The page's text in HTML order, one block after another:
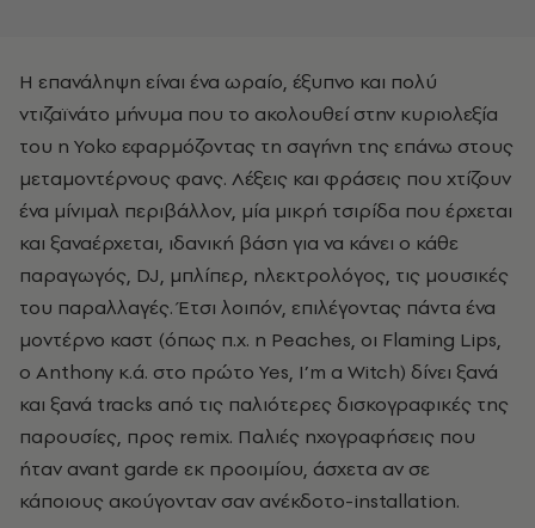
Η επανάληψη είναι ένα ωραίο, έξυπνο και πολύ
ντιζαϊνάτο μήνυμα που το ακολουθεί στην κυριολεξία
του η Yoko εφαρμόζοντας τη σαγήνη της επάνω στους
μεταμοντέρνους φανς. Λέξεις και φράσεις που χτίζουν
ένα μίνιμαλ περιβάλλον, μία μικρή τσιρίδα που έρχεται
και ξαναέρχεται, ιδανική βάση για να κάνει ο κάθε
παραγωγός, DJ, μπλίπερ, ηλεκτρολόγος, τις μουσικές
του παραλλαγές. Έτσι λοιπόν, επιλέγοντας πάντα ένα
μοντέρνο καστ (όπως π.χ. η Peaches, οι Flaming Lips,
ο Anthony κ.ά. στο πρώτο Yes, I’m a Witch) δίνει ξανά
και ξανά tracks από τις παλιότερες δισκογραφικές της
παρουσίες, προς remix. Παλιές ηχογραφήσεις που
ήταν avant garde εκ προοιμίου, άσχετα αν σε
κάποιους ακούγονταν σαν ανέκδοτο-installation.